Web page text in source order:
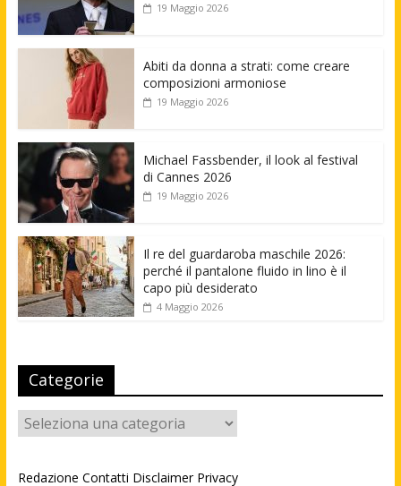
19 Maggio 2026
Abiti da donna a strati: come creare
composizioni armoniose
19 Maggio 2026
Michael Fassbender, il look al festival
di Cannes 2026
19 Maggio 2026
Il re del guardaroba maschile 2026:
perché il pantalone fluido in lino è il
capo più desiderato
4 Maggio 2026
Categorie
Categorie
Redazione Contatti Disclaimer Privacy